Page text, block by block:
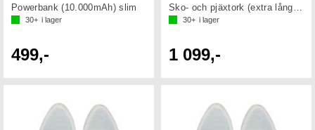
Powerbank (10.000mAh) slim
30+ i lager
499,-
Sko- och pjäxtork (extra långa rör)
30+ i lager
1 099,-